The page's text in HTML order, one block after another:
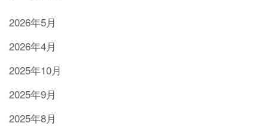
2026年5月
2026年4月
2025年10月
2025年9月
2025年8月